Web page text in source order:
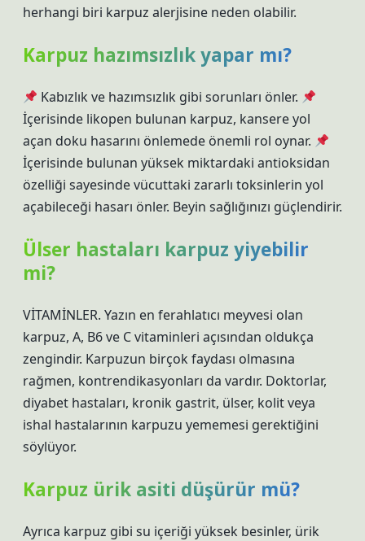
herhangi biri karpuz alerjisine neden olabilir.
Karpuz hazımsızlık yapar mı?
Kabızlık ve hazımsızlık gibi sorunları önler.
İçerisinde likopen bulunan karpuz, kansere yol
açan doku hasarını önlemede önemli rol oynar.
İçerisinde bulunan yüksek miktardaki antioksidan
özelliği sayesinde vücuttaki zararlı toksinlerin yol
açabileceği hasarı önler. Beyin sağlığınızı güçlendirir.
Ülser hastaları karpuz yiyebilir
mi?
VİTAMİNLER. Yazın en ferahlatıcı meyvesi olan
karpuz, A, B6 ve C vitaminleri açısından oldukça
zengindir. Karpuzun birçok faydası olmasına
rağmen, kontrendikasyonları da vardır. Doktorlar,
diyabet hastaları, kronik gastrit, ülser, kolit veya
ishal hastalarının karpuzu yememesi gerektiğini
söylüyor.
Karpuz ürik asiti düşürür mü?
Ayrıca karpuz gibi su içeriği yüksek besinler, ürik